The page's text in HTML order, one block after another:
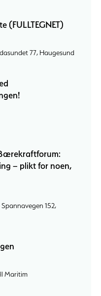
(FULLTEGNET)
77, Haugesund
– plikt for noen,
152,
Maritim